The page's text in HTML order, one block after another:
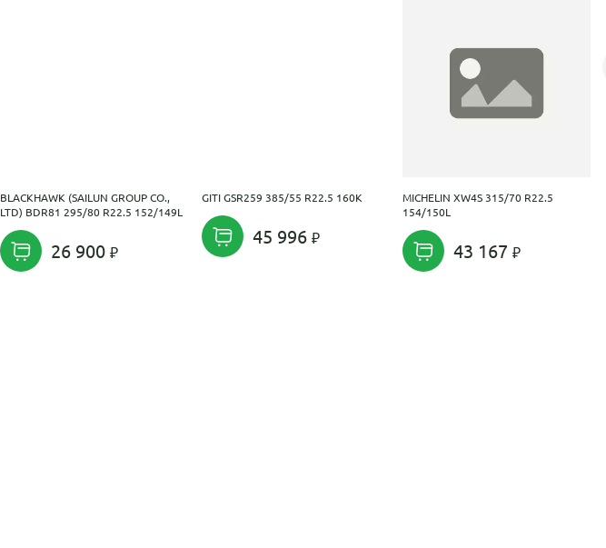
BLACKHAWK (SAILUN GROUP CO.,
LTD) BDR81 295/80 R22.5 152/149L
26 900
GITI GSR259 385/55 R22.5 160K
45 996
MICHELIN XW4S 315/70 R22.5
154/150L
43 167